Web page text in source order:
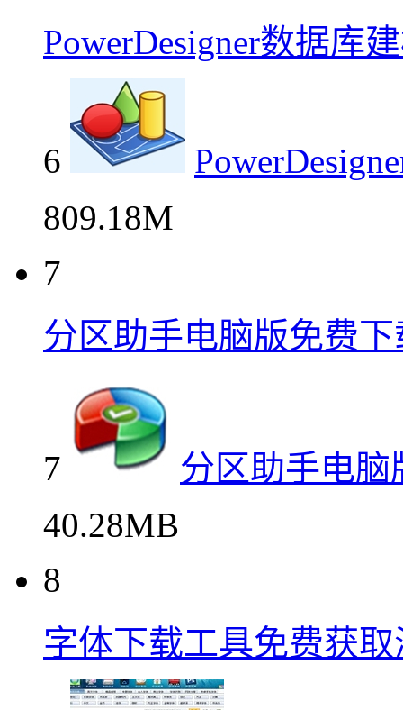
PowerDesigner数据库
6
809.18M
7
分区助手电脑版免费
7
分区助手电
40.28MB
8
字体下载工具免费获